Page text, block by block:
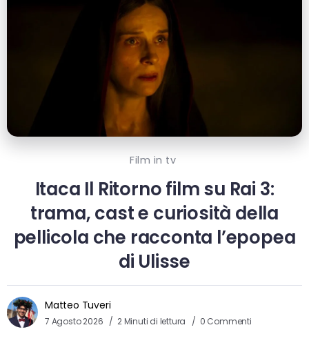
Film in tv
Itaca Il Ritorno film su Rai 3:
trama, cast e curiosità della
pellicola che racconta l’epopea
di Ulisse
Matteo Tuveri
7 Agosto 2026 2 Minuti di lettura 0 Commenti